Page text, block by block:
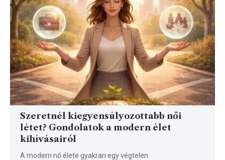
Szeretnél kiegyensúlyozottabb női
létet? Gondolatok a modern élet
kihívásairól
A modern nő élete gyakran egy végtelen